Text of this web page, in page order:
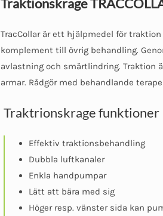
Traktionskrage
TracCollar är ett hjälpmedel för
komplement till övrig behandling.
avlastning och smärtlindring. Traktion
armar. Rådgör med behandlande
Traktrionskrage funktioner
Effektiv traktionsbehandling
Dubbla luftkanaler
Enkla handpumpar
Lätt att bära med sig
Höger resp. vänster sida kan